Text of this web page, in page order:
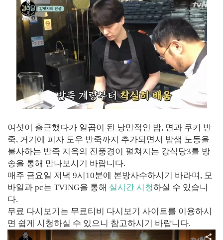
여섯이 출근했다가 일곱이 된 낭만적인 밤, 면과 쿠키 반
죽, 거기에 피자 도우 반죽까지 추가되면서 밤샘 노동을
불사하는 반죽 지옥의 진풍경이 펼쳐지는 강식당3를 방
송을 통해 만나보시기 바랍니다.
매주 금요일 저녁 9시10분에 본방사수하시기 바라며, 모
바일과 pc는 TVING을 통해 실시간 시청하실 수 있습니
다.
무료 다시보기는 무료티비 다시보기 사이트를 이용하시
면 쉽게 시청하실 수 있으니 참고하시기 바랍니다.